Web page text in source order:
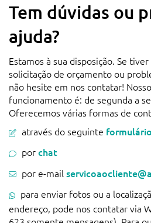
Tem dúvidas ou
ajuda?
Estamos à sua disposição. Se
solicitação de orçamento ou
não hesite em nos contatar!
funcionamento é: de segunda a
Oferecemos várias formas de
através do seguinte formulário
porchat
por e-mail
para enviar fotos ou a
endereço, pode nos contatar via